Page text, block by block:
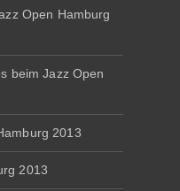
Open Hamburg
beim Jazz Open
2013
2013